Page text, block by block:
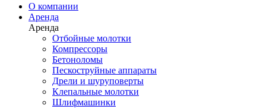
О компании
Аренда
Аренда
Отбойные молотки
Компрессоры
Бетоноломы
Пескоструйные аппараты
Дрели и шуруповерты
Клепальные молотки
Шлифмашинки